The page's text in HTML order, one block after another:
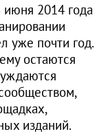
июня 2014 года
уже почти год.
остаются
изданий.